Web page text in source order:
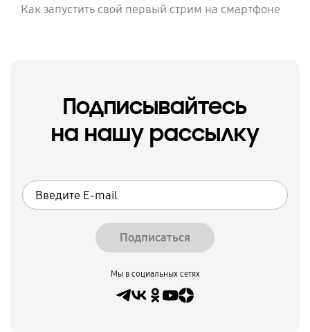
Как запустить свой первый стрим на смартфоне
Подписывайтесь
на нашу рассылку
Подписаться
Мы в социальных сетях